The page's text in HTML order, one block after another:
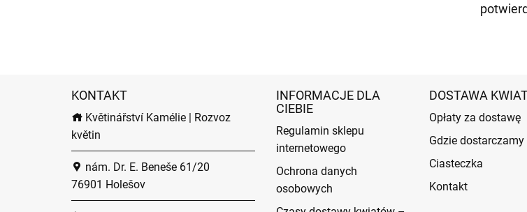
KONTAKT
Květinářství Kamélie | Rozvoz
květin
nám. Dr. E. Beneše 61/20
76901 Holešov
INFORMACJE DLA
CIEBIE
Regulamin sklepu
internetowego
Ochrona danych
osobowych
DOSTAWA
Opłaty za dostawę
Gdzie
Ciasteczka
Kontakt